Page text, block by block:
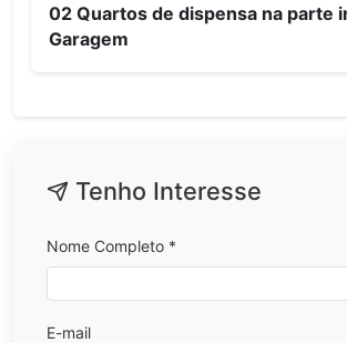
02 Quartos de dispensa na parte
Garagem
Tenho Interesse
Nome Completo *
E-mail